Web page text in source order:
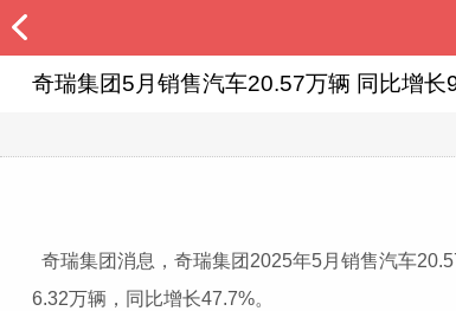
奇瑞集团5月销售汽车20.57万辆 同比增长
奇瑞集团消息，奇瑞集团2025年5月销售汽车
6.32万辆，同比增长47.7%。